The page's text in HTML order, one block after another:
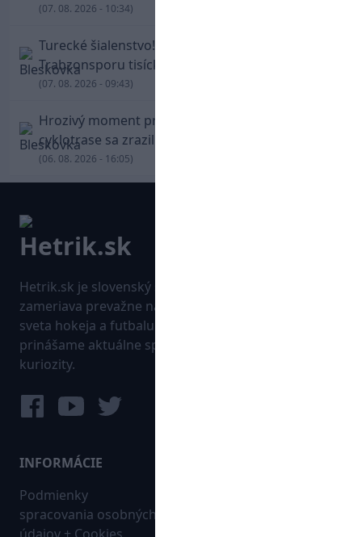
(07. 08. 2026 - 10:34)
Turecké šialenstvo! Salaha vítali na štadióne
Trabzonsporu tisícky fanúšikov
(07. 08. 2026 - 09:43)
Hrozivý moment pre Zdena Cháru! Na
cyklotrase sa zrazil s bežcom
(06. 08. 2026 - 16:05)
Hetrik.sk je slovenský športový portál, ktorý sa
zameriava prevažne na najnovšie informácie zo
sveta hokeja a futbalu. Pravidelne na dennej báze
prinášame aktuálne správy, góly, zaujímavosti a
kuriozity.
INFORMÁCIE
Podmienky
spracovania osobných